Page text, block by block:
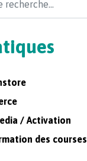
/ Activation
des courses